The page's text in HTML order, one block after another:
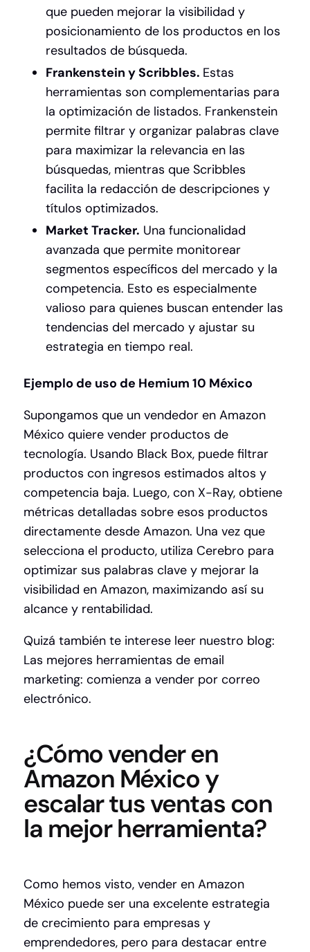
que pueden mejorar la visibilidad y
posicionamiento de los productos en los
resultados de búsqueda.
Frankenstein y Scribbles. Estas
herramientas son complementarias para
la optimización de listados. Frankenstein
permite filtrar y organizar palabras clave
para maximizar la relevancia en las
búsquedas, mientras que Scribbles
facilita la redacción de descripciones y
títulos optimizados.
Market Tracker. Una funcionalidad
avanzada que permite monitorear
segmentos específicos del mercado y la
competencia. Esto es especialmente
valioso para quienes buscan entender las
tendencias del mercado y ajustar su
estrategia en tiempo real.
Ejemplo de uso de Hemium 10 México
Supongamos que un vendedor en Amazon
México quiere vender productos de
tecnología. Usando Black Box, puede filtrar
productos con ingresos estimados altos y
competencia baja. Luego, con X-Ray, obtiene
métricas detalladas sobre esos productos
directamente desde Amazon. Una vez que
selecciona el producto, utiliza Cerebro para
optimizar sus palabras clave y mejorar la
visibilidad en Amazon, maximizando así su
alcance y rentabilidad.
Quizá también te interese leer nuestro blog:
Las mejores herramientas de email
marketing: comienza a vender por correo
electrónico.
¿Cómo vender en
Amazon México y
escalar tus ventas con
la mejor herramienta?
Como hemos visto, vender en Amazon
México puede ser una excelente estrategia
de crecimiento para empresas y
emprendedores, pero para destacar entre